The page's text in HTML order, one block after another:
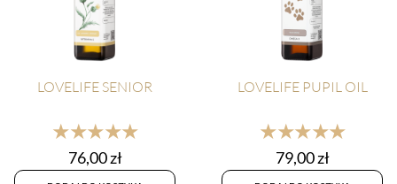
LOVELIFE SENIOR
★★★★★
76,00zł
LOVELIFE PUPIL OIL
★★★★★
79,00zł